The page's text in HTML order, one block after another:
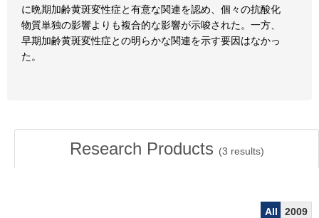
に晩期加齢黄斑変性症と有意な関連を認め、個々の抗酸化
物質単独の影響よりも複合的な影響が示唆された。一方、
早期加齢黄斑変性症との明らかな関連を示す要因はなかっ
た。
Research Products (3 results)
All
2009